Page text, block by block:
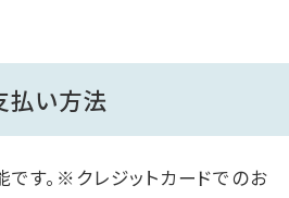
払い方法
す。※クレジットカードでのお